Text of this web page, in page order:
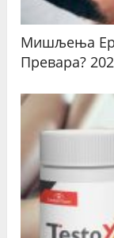
Мишљења
Превара?